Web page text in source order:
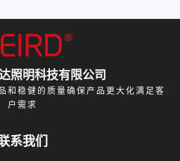
照明科技有限公司
和稳健的质量确保产品更大化满足客
户需求
系我们